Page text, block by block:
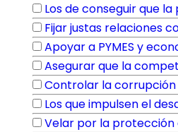
Los de conseguir que
Fijar justas relaciones
Apoyar a PYMES y
Asegurar que la
Controlar la corrupción
Los que impulsen el
Velar por la